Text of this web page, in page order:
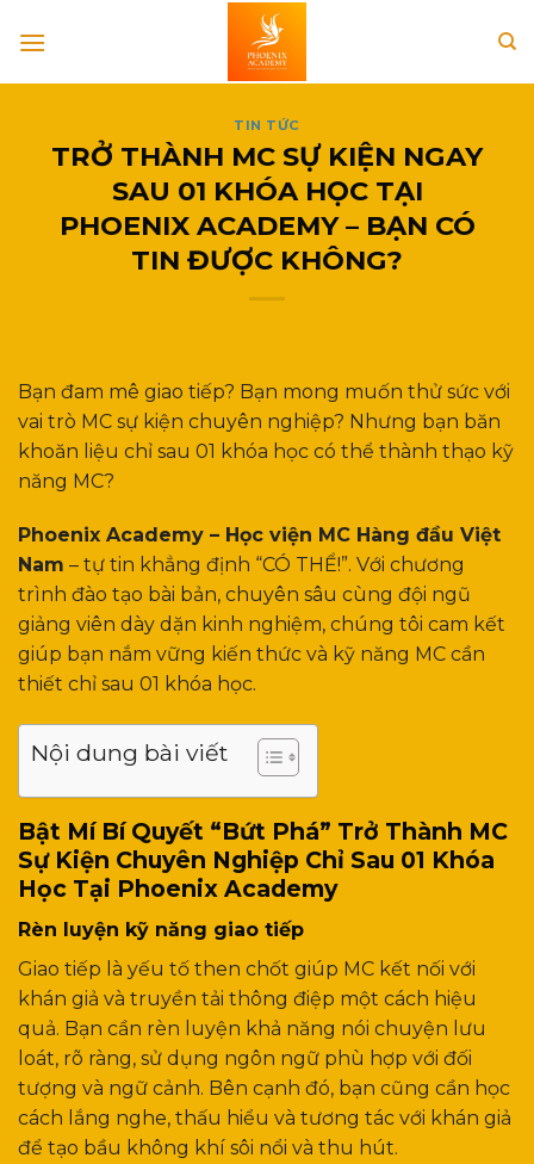
TIN TỨC
TRỞ THÀNH MC SỰ KIỆN NGAY
SAU 01 KHÓA HỌC TẠI
PHOENIX ACADEMY – BẠN CÓ
TIN ĐƯỢC KHÔNG?
Bạn đam mê giao tiếp? Bạn mong muốn thử sức với
vai trò MC sự kiện chuyên nghiệp? Nhưng bạn băn
khoăn liệu chỉ sau 01 khóa học có thể thành thạo kỹ
năng MC?
Phoenix Academy – Học viện MC Hàng đầu Việt
Nam – tự tin khẳng định “CÓ THỂ!”. Với chương
trình đào tạo bài bản, chuyên sâu cùng đội ngũ
giảng viên dày dặn kinh nghiệm, chúng tôi cam kết
giúp bạn nắm vững kiến thức và kỹ năng MC cần
thiết chỉ sau 01 khóa học.
Nội dung bài viết
Bật Mí Bí Quyết “Bứt Phá” Trở Thành MC
Sự Kiện Chuyên Nghiệp Chỉ Sau 01 Khóa
Học Tại Phoenix Academy
Rèn luyện kỹ năng giao tiếp
Giao tiếp là yếu tố then chốt giúp MC kết nối với
khán giả và truyền tải thông điệp một cách hiệu
quả. Bạn cần rèn luyện khả năng nói chuyện lưu
loát, rõ ràng, sử dụng ngôn ngữ phù hợp với đối
tượng và ngữ cảnh. Bên cạnh đó, bạn cũng cần học
cách lắng nghe, thấu hiểu và tương tác với khán giả
để tạo bầu không khí sôi nổi và thu hút.